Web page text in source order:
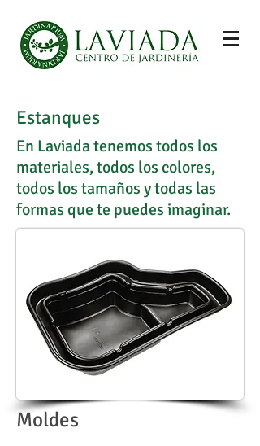
Estanques
En Laviada tenemos todos los
materiales, todos los colores,
todos los tamaños y todas las
formas que te puedes imaginar.
Moldes